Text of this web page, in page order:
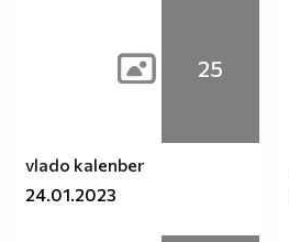
25
vlado kalenber
24.01.2023